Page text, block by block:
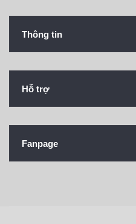
Thông tin
Hỗ trợ
Fanpage